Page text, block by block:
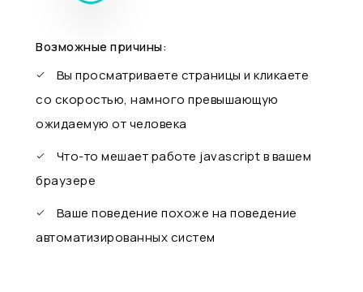
Возможные причины:
Вы просматриваете страницы и кликаете
со скоростью, намного превышающую
ожидаемую от человека
Что-то мешает работе javascript в вашем
браузере
Ваше поведение похоже на поведение
автоматизированных систем